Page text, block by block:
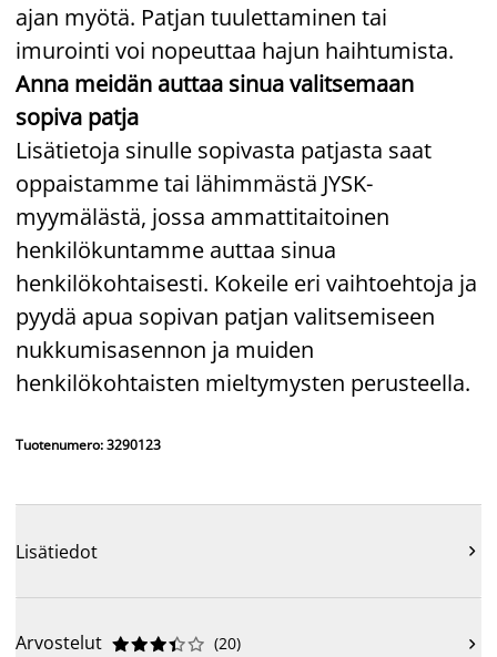
ajan myötä. Patjan tuulettaminen tai
imurointi voi nopeuttaa hajun haihtumista.
Anna meidän auttaa sinua valitsemaan
sopiva patja
Lisätietoja sinulle sopivasta patjasta saat
oppaistamme tai lähimmästä JYSK-
myymälästä, jossa ammattitaitoinen
henkilökuntamme auttaa sinua
henkilökohtaisesti. Kokeile eri vaihtoehtoja ja
pyydä apua sopivan patjan valitsemiseen
nukkumisasennon ja muiden
henkilökohtaisten mieltymysten perusteella.
Tuotenumero: 3290123
Lisätiedot 
Arvostelut 




 (20) 